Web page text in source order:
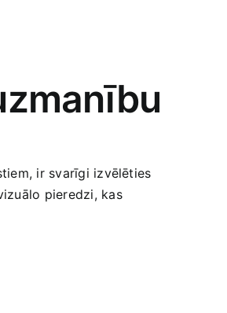
ir svarīgi izvēlēties
pieredzi, kas